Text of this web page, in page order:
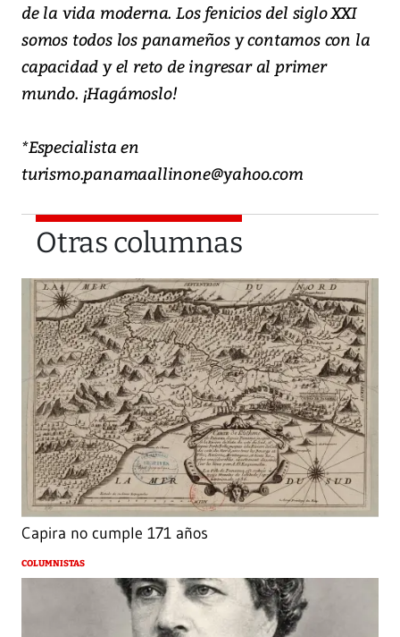
de la vida moderna. Los fenicios del siglo XXI
somos todos los panameños y contamos con la
capacidad y el reto de ingresar al primer
mundo. ¡Hagámoslo!
*Especialista en
turismo.panamaallinone@yahoo.com
Otras columnas
Capira no cumple 171 años
COLUMNISTAS